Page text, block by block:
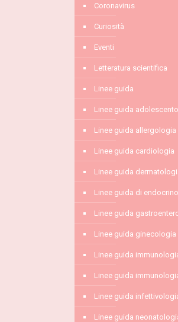
Coronavirus
Curiosità
Eventi
Letteratura scientifica
Linee guida
Linee guida
Linee guida allergologia
Linee guida cardiologia
Linee guida
Linee guida di
Linee guida
Linee guida ginecologia
Linee guida
Linee guida
Linee guida
Linee guida